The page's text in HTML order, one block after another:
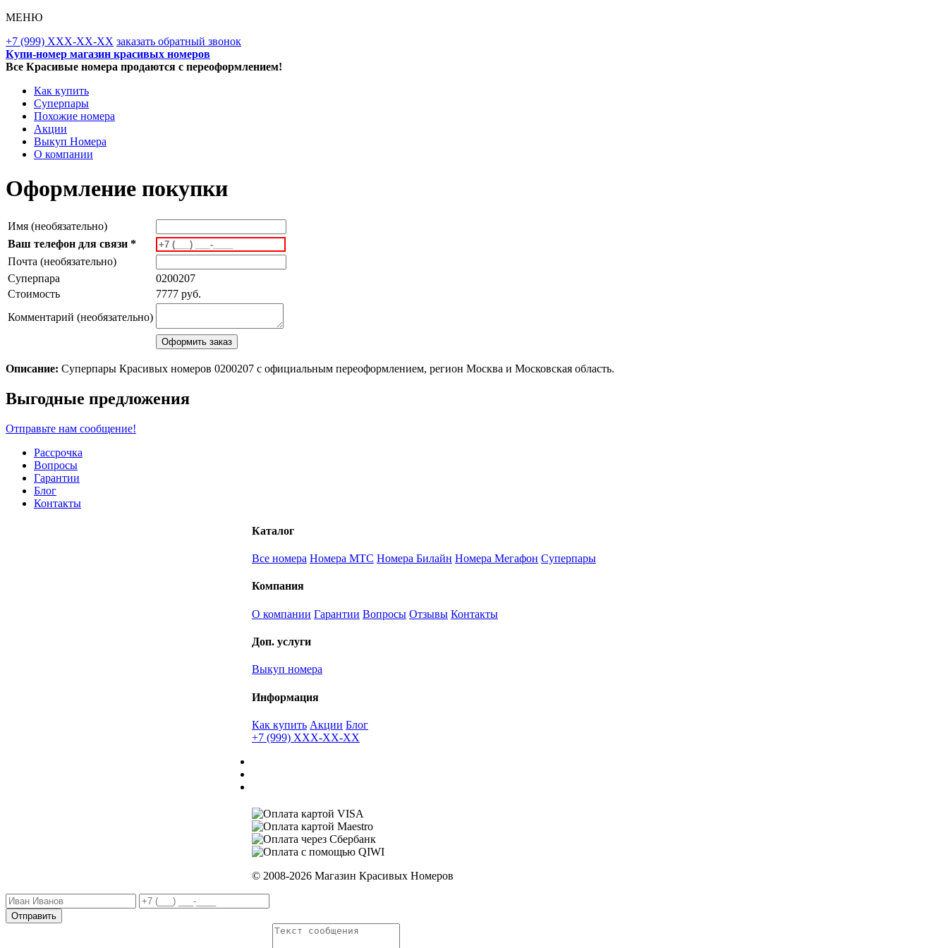
МЕНЮ
+7 (999) XXX-XX-XX заказать обратный звонок
Купи-номер магазин красивых номеров
Все Красивые номера продаются с переоформлением!
Как купить
Суперпары
Похожие номера
Акции
Выкуп Номера
О компании
Оформление покупки
Имя (необязательно)
Ваш телефон для связи *
Почта (необязательно)
Суперпара
0200207
Стоимость
7777 руб.
Комментарий (необязательно)
Описание: Суперпары Красивых номеров 0200207 с официальным переоформлением, регион Москва и Московская область.
Scroll
Up
Выгодные предложения
Отправьте нам сообщение!
Рассрочка
Вопросы
Гарантии
Блог
Контакты
Каталог
Все номера Номера МТС Номера Билайн Номера Мегафон Суперпары
Компания
О компании Гарантии Вопросы Отзывы Контакты
Доп. услуги
Выкуп номера
Информация
Как купить Акции Блог
+7 (999) XXX-XX-XX
© 2008-2026 Магазин Красивых Номеров
Отправить